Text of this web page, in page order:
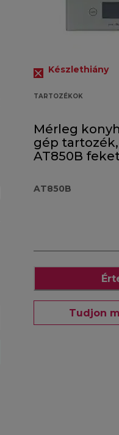
Készlethiány
TARTOZÉKOK
Mérleg
gép tartozék,
AT850B
AT850B
Tudjon